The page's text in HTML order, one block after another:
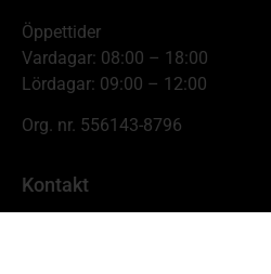
Öppettider
Vardagar: 08:00 – 18:00
Lördagar: 09:00 – 12:00
Org. nr. 556143-8796
Kontakt